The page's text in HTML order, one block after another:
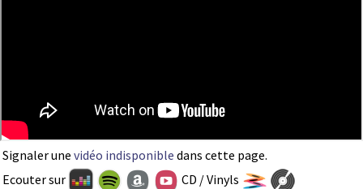
Signaler une vidéo indisponible dans cette page.
Ecouter sur
CD / Vinyls